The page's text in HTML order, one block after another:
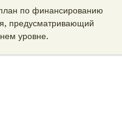
по финансированию
предусматривающий
уровне.